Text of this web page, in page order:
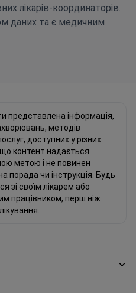
лікарів-координаторів.
даних та є медичним
представлена інформація,
методів
доступних у різних
що контент надається
метою і не повинен
порада чи інструкція. Будь
зі своїм лікарем або
працівником, перш ніж